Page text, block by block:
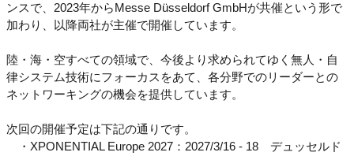
ンスで、2023年からMesse Düsseldorf GmbHが共催という形で
加わり、以降両社が主催で開催しています。
陸・海・空すべての領域で、今後より求められてゆく無人・自
律システム技術にフォーカスをあて、各分野でのリーダーとの
ネットワーキングの機会を提供しています。
次回の開催予定は下記の通りです。
・XPONENTIAL Europe 2027：2027/3/16 - 18 デュッセルド